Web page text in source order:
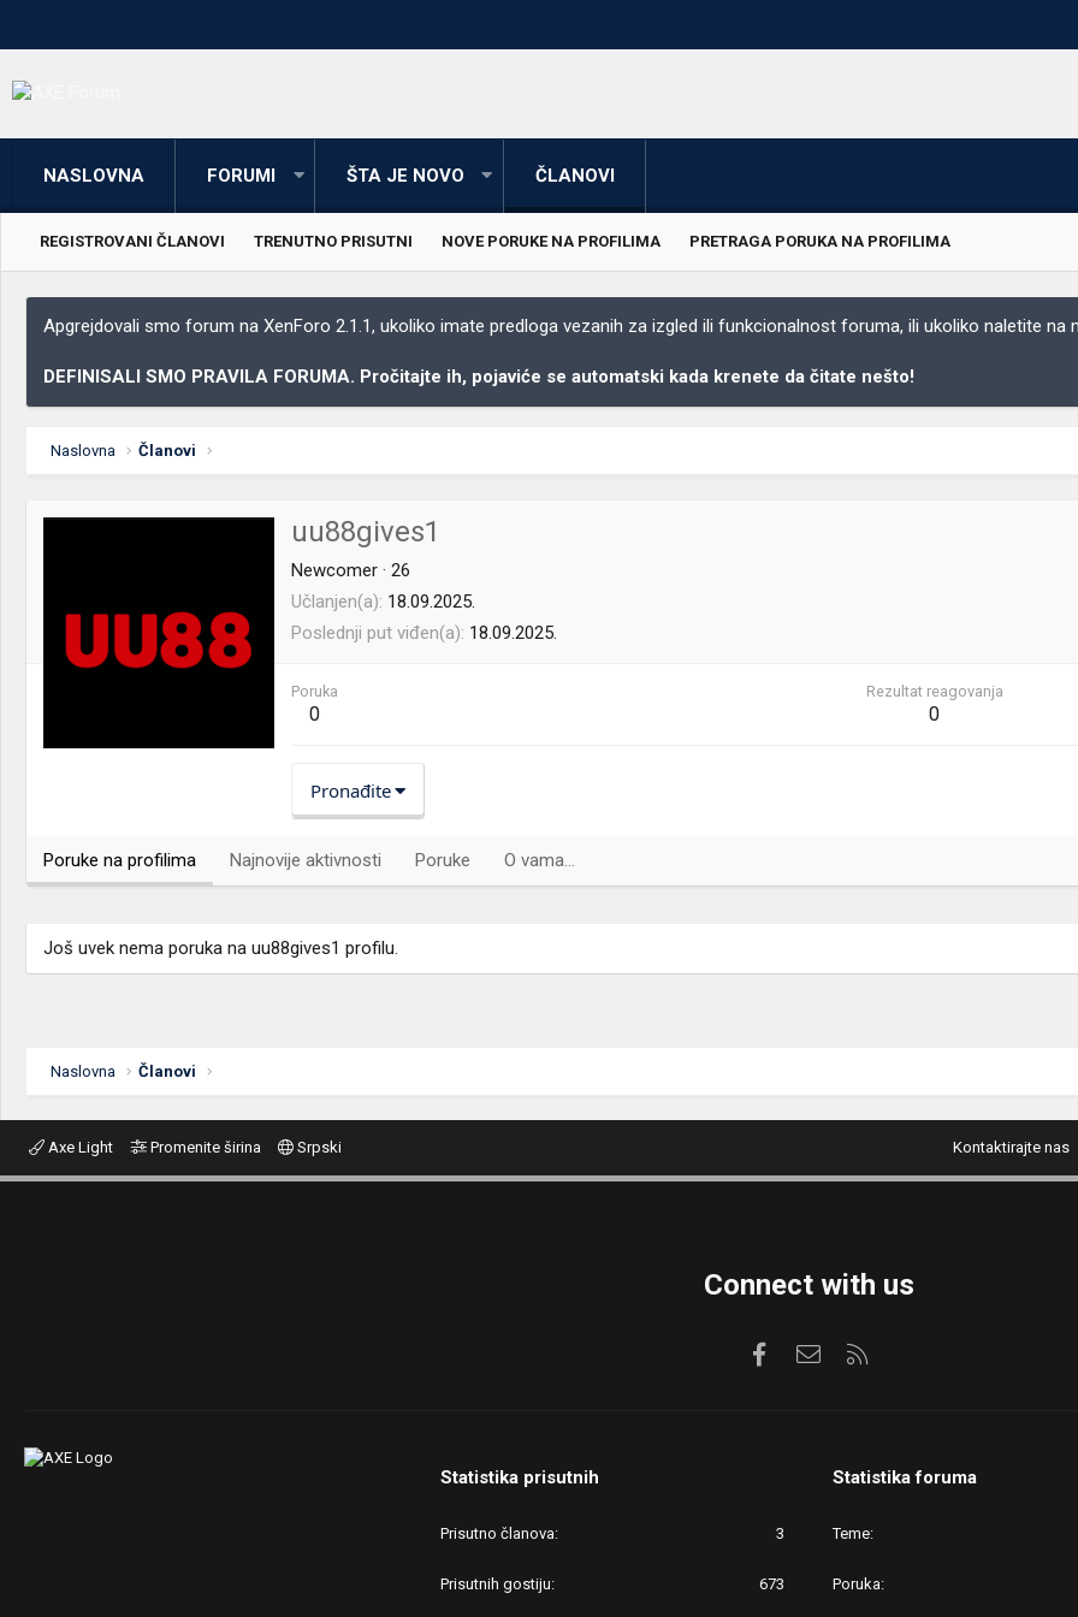
NASLOVNA FORUMI ŠTA JE NOVO ČLANOVI
REGISTROVANI ČLANOVI TRENUTNO PRISUTNI NOVE PORUKE NA PROFILIMA PRETRAGA PORUKA NA PROFILIMA
Apgrejdovali smo forum na XenForo 2.1.1, ukoliko imate predloga vezanih za izgled ili funkcionalnost foruma, ili ukoliko naletite na
DEFINISALI SMO PRAVILA FORUMA. Pročitajte ih, pojaviće se automatski kada krenete da čitate nešto!
Naslovna Članovi
uu88gives1
Newcomer · 26
Učlanjen(a) 18.09.2025.
Poslednji put viđen(a) 18.09.2025.
Poruka
0
Rezultat reagovanja
0
Pronađite
Poruke na profilima Najnovije aktivnosti Poruke O vama...
Još uvek nema poruka na uu88gives1 profilu.
Naslovna Članovi
Axe Light Promenite širina Srpski Kontaktirajte nas
Connect with us
FacebookKontaktirajte nas
Statistika prisutnih
Prisutno članova 3
Prisutnih gostiju 673
Statistika foruma
Teme
Poruka